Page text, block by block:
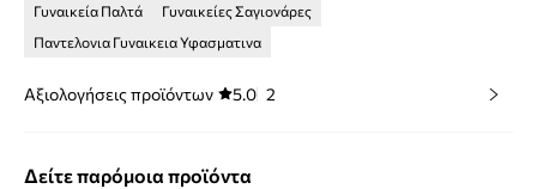
Γυναικεία Παλτά
Γυναικείες Σαγιονάρες
Παντελονια Γυναικεια Υφασματινα
Αξιολογήσεις προϊόντων 5.0 2
Δείτε παρόμοια προϊόντα